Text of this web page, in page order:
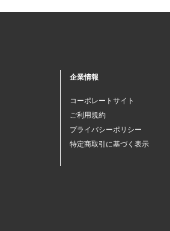
企業情報
コーポレートサイト
ご利用規約
プライバシーポリシー
特定商取引に基づく表示